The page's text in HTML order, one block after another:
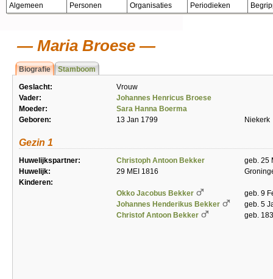
Algemeen Personen Organisaties Periodieken
Maria Broese
Biografie Stamboom
Geslacht:
Vrouw
Vader:
Johannes Henricus Broese
Moeder:
Sara Hanna Boerma
Geboren:
13 Jan 1799 Niekerk
Gezin 1
Huwelijkspartner: Christoph Antoon Bekker
geb. 25
Huwelijk:
29 MEI 1816
Kinderen:
Okko Jacobus Bekker
geb. 9
Johannes Henderikus Bekker
geb. 5
Christof Antoon Bekker
geb.